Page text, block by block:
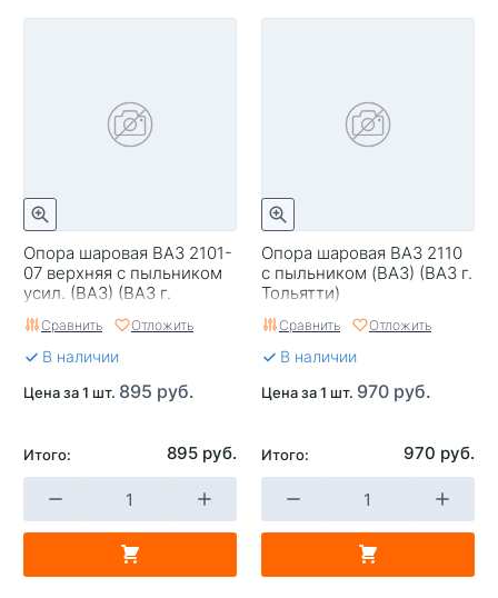
Опора шаровая ВАЗ 2101-
07 верхняя с пыльником
усил. (ВАЗ) (ВАЗ г.
Тольятти)
Сравнить Отложить
В наличии
Цена за 1 шт. 895 руб.
Итого: 895 руб.
Опора шаровая ВАЗ 2110
с пыльником (ВАЗ) (ВАЗ г.
Тольятти)
Сравнить Отложить
В наличии
Цена за 1 шт. 970 руб.
Итого: 970 руб.